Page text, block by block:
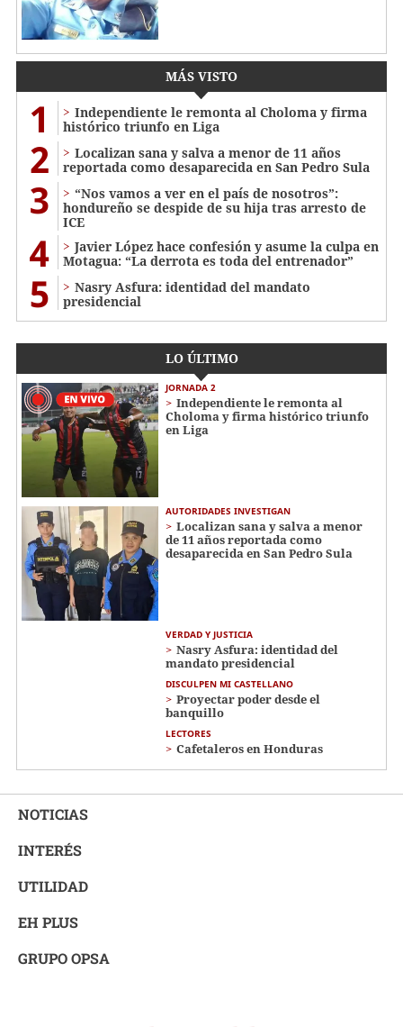
MÁS VISTO
1
Independiente le remonta al Choloma y firma
histórico triunfo en Liga
2
Localizan sana y salva a menor de 11 años
reportada como desaparecida en San Pedro Sula
3
“Nos vamos a ver en el país de nosotros”:
hondureño se despide de su hija tras arresto de
ICE
4
Javier López hace confesión y asume la culpa en
Motagua: “La derrota es toda del entrenador”
5
Nasry Asfura: identidad del mandato
presidencial
LO ÚLTIMO
JORNADA 2
Independiente le remonta al
Choloma y firma histórico triunfo
en Liga
AUTORIDADES INVESTIGAN
Localizan sana y salva a menor
de 11 años reportada como
desaparecida en San Pedro Sula
VERDAD Y JUSTICIA
Nasry Asfura: identidad del
mandato presidencial
DISCULPEN MI CASTELLANO
Proyectar poder desde el
banquillo
LECTORES
Cafetaleros en Honduras
NOTICIAS
INTERÉS
UTILIDAD
EH PLUS
GRUPO OPSA